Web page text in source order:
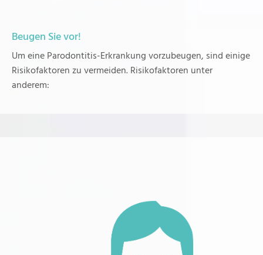
Beugen Sie vor!
Um eine Parodontitis-Erkrankung vorzubeugen, sind einige
Risikofaktoren zu vermeiden. Risikofaktoren unter
anderem: